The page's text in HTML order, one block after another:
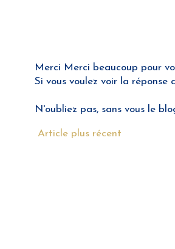
Merci Merci beaucoup pour
Si vous voulez voir la réponse
N'oubliez pas, sans vous le
Article plus récent